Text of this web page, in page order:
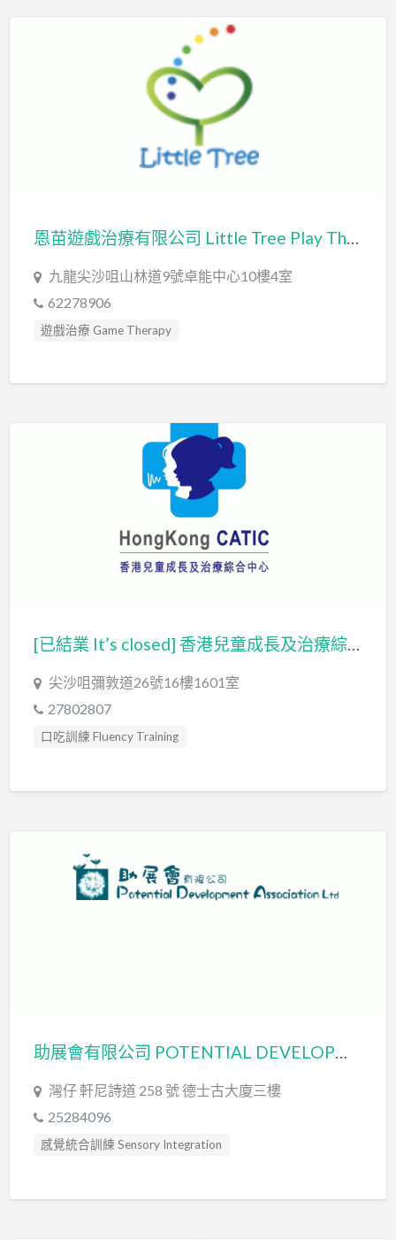
恩苗遊戲治療有限公司 Little Tree Play Therapy House Limited
九龍尖沙咀山林道9號卓能中心10樓4室
62278906
遊戲治療 Game Therapy
[已結業 It’s closed] 香港兒童成長及治療綜合中心
尖沙咀彌敦道26號16樓1601室
27802807
口吃訓練 Fluency Training
發音訓練 Articulation Training
助展會有限公司 POTENTIAL DEVELOPMENT ASSOCIATION LIMITED
灣仔 軒尼詩道 258 號 德士古大廈三樓
25284096
感覺統合訓練 Sensory Integration
職業治療師 Occupational Therapist